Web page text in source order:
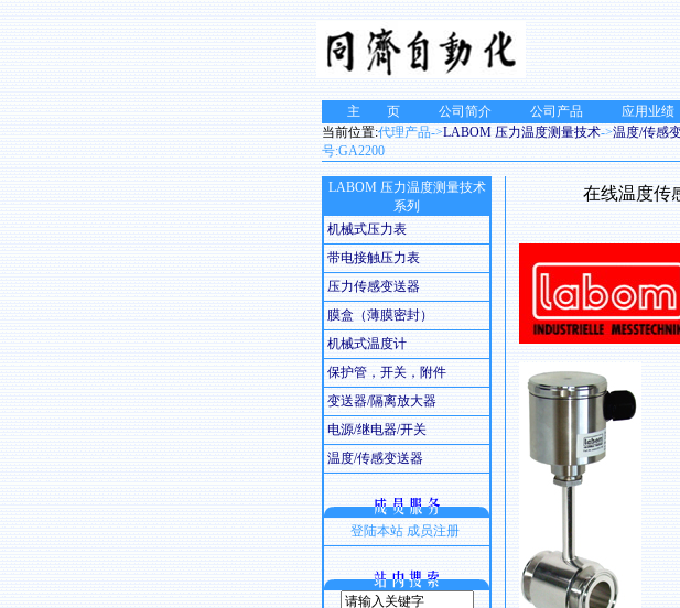
主 页 公司简介 公司产品 应用业绩
当前位置:代理产品->LABOM 压力温度测量技术->温度/传感
号:GA2200
LABOM 压力温度测量技术
系列
机械式压力表
带电接触压力表
压力传感变送器
膜盒（薄膜密封）
机械式温度计
保护管，开关，附件
变送器/隔离放大器
电源/继电器/开关
温度/传感变送器
登陆本站 成员注册
在线温度传